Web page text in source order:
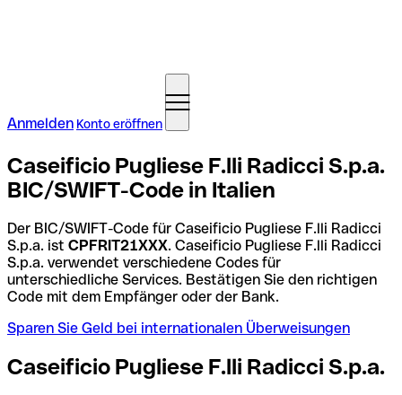
Anmelden Konto eröffnen
Caseificio Pugliese F.lli Radicci S.p.a.
BIC/SWIFT-Code in Italien
Der BIC/SWIFT-Code für Caseificio Pugliese F.lli Radicci
S.p.a. ist CPFRIT21XXX. Caseificio Pugliese F.lli Radicci
S.p.a. verwendet verschiedene Codes für
unterschiedliche Services. Bestätigen Sie den richtigen
Code mit dem Empfänger oder der Bank.
Sparen Sie Geld bei internationalen Überweisungen
Caseificio Pugliese F.lli Radicci S.p.a.